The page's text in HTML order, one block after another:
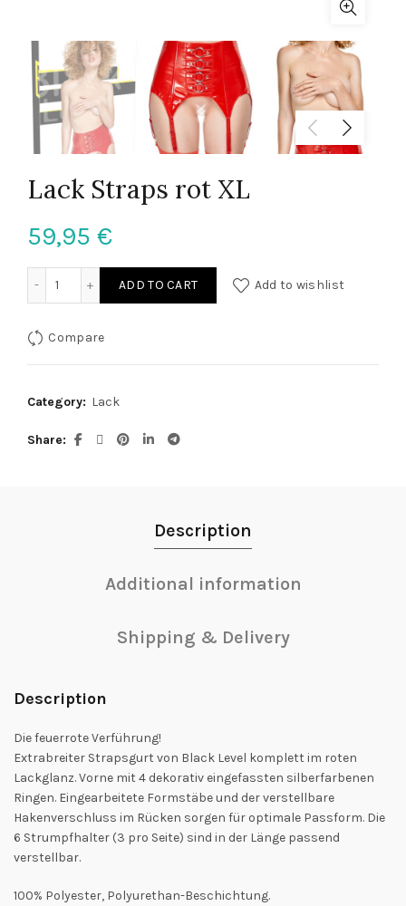
Lack Straps rot XL
59,95 €
ADD TO CART Add to wishlist
Compare
Category: Lack
Share
Description
Additional information
Shipping & Delivery
Description
Die feuerrote Verführung!
Extrabreiter Strapsgurt von Black Level komplett im roten
Lackglanz. Vorne mit 4 dekorativ eingefassten silberfarbenen
Ringen. Eingearbeitete Formstäbe und der verstellbare
Hakenverschluss im Rücken sorgen für optimale Passform. Die
6 Strumpfhalter (3 pro Seite) sind in der Länge passend
verstellbar.
100% Polyester, Polyurethan-Beschichtung.